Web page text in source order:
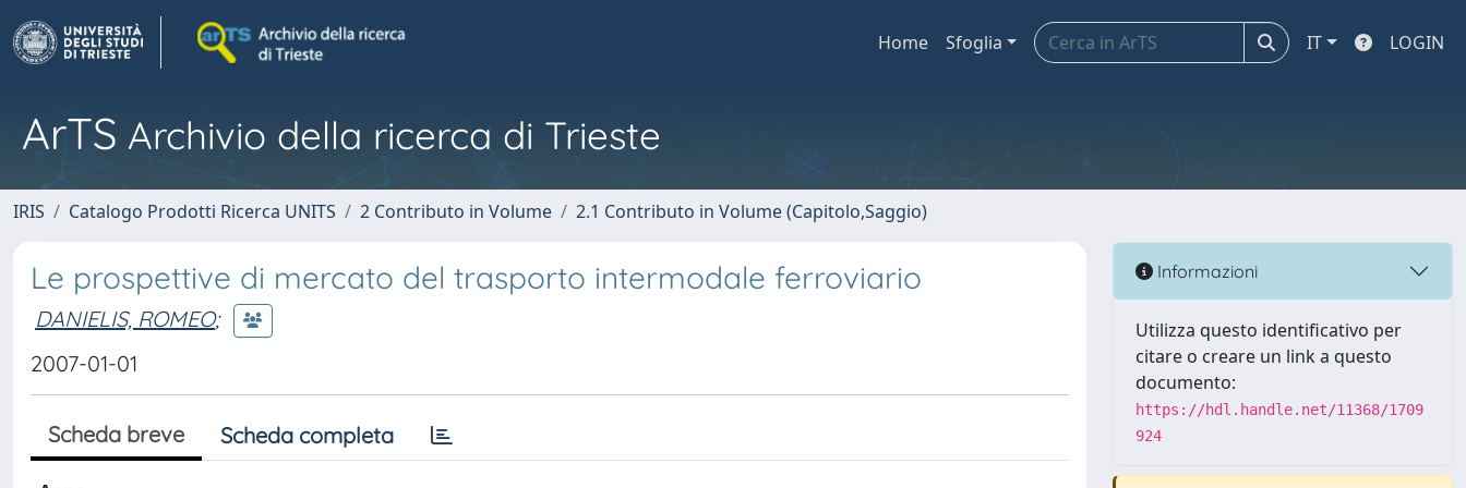
Home Sfoglia IT LOGIN
ArTS Archivio della ricerca di Trieste
IRIS Catalogo Prodotti Ricerca UNITS 2 Contributo in Volume 2.1 Contributo in Volume (Capitolo,Saggio)
Le prospettive di mercato del trasporto intermodale ferroviario
DANIELIS, ROMEO;
2007-01-01
Scheda breve Scheda completa
Informazioni
Utilizza questo identificativo per
citare o creare un link a questo
documento:
https://hdl.handle.net/11368/1709
924